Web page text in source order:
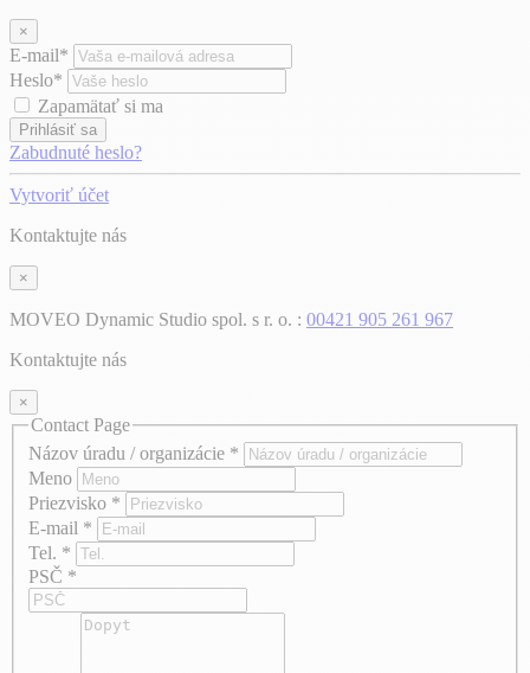
×
E-mail*
Heslo*
Zapamätať si ma
Prihlásiť sa
Zabudnuté heslo?
Vytvoriť účet
Kontaktujte nás
×
MOVEO Dynamic Studio spol. s r. o. : 00421 905 261 967
Kontaktujte nás
×
Contact Page
Názov úradu / organizácie *
Meno
Priezvisko *
E-mail *
Tel. *
PSČ *